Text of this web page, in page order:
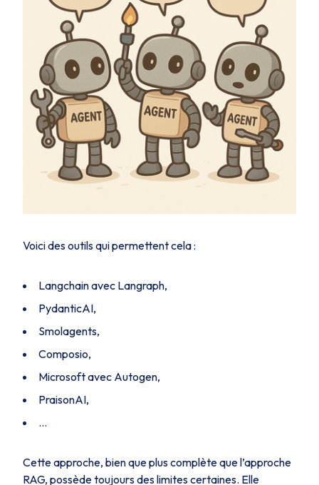
Voici des outils qui permettent cela :
Langchain avec Langraph,
PydanticAI,
Smolagents,
Composio,
Microsoft avec Autogen,
PraisonAI,
…
Cette approche, bien que plus complète que l’approche
RAG, possède toujours des limites certaines. Elle